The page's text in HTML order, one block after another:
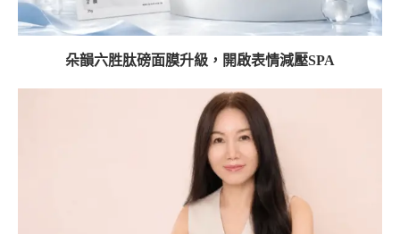
朵韻六胜肽磅面膜升級，開啟表情減壓SPA